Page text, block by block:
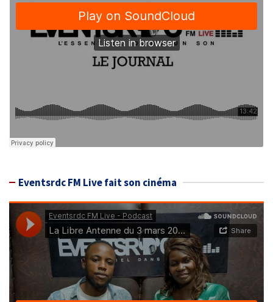
Eventsrdc FM Live fait son cinéma